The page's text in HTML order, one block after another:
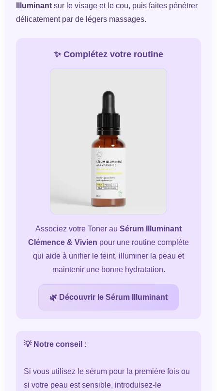
Illuminant sur le visage et le cou, puis faites pénétrer
délicatement par de légers massages.
✨ Complétez votre routine
Associez votre Toner au Sérum Illuminant
Clémence & Vivien pour une routine complète
qui aide à unifier le teint, illuminer la peau et
maintenir une bonne hydratation.
🌿 Découvrir le Sérum Illuminant
💡 Notre conseil :
Si vous utilisez le sérum pour la première fois ou
si votre peau est sensible, introduisez-le